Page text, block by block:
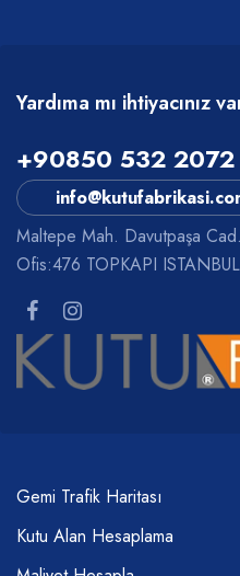
Yardıma mı ihtiyacınız
+90850 532 2072
Maltepe Mah. Davutpaşa
Ofis:476 TOPKAPI ISTANBUL
Gemi Trafik Haritası
Kutu Alan Hesaplama